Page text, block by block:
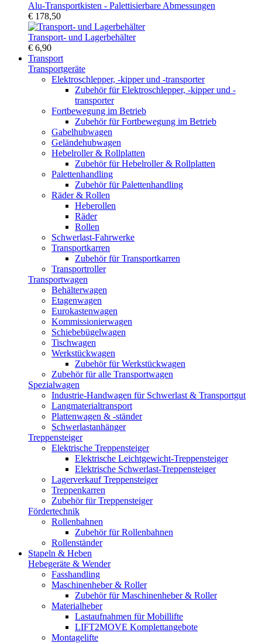
Alu-Transportkisten - Palettisierbare Abmessungen
€ 178,50
Transport- und Lagerbehälter
€ 6,90
Transport
Transportgeräte
Elektroschlepper, -kipper und -transporter
Zubehör für Elektroschlepper, -kipper und -
transporter
Fortbewegung im Betrieb
Zubehör für Fortbewegung im Betrieb
Gabelhubwagen
Geländehubwagen
Hebelroller & Rollplatten
Zubehör für Hebelroller & Rollplatten
Palettenhandling
Zubehör für Palettenhandling
Räder & Rollen
Heberollen
Räder
Rollen
Schwerlast-Fahrwerke
Transportkarren
Zubehör für Transportkarren
Transportroller
Transportwagen
Behälterwagen
Etagenwagen
Eurokastenwagen
Kommissionierwagen
Schiebebügelwagen
Tischwagen
Werkstückwagen
Zubehör für Werkstückwagen
Zubehör für alle Transportwagen
Spezialwagen
Industrie-Handwagen für Schwerlast & Transportgut
Langmaterialtransport
Plattenwagen & -ständer
Schwerlastanhänger
Treppensteiger
Elektrische Treppensteiger
Elektrische Leichtgewicht-Treppensteiger
Elektrische Schwerlast-Treppensteiger
Lagerverkauf Treppensteiger
Treppenkarren
Zubehör für Treppensteiger
Fördertechnik
Rollenbahnen
Zubehör für Rollenbahnen
Rollenständer
Stapeln & Heben
Hebegeräte & Wender
Fasshandling
Maschinenheber & Roller
Zubehör für Maschinenheber & Roller
Materialheber
Lastaufnahmen für Mobillifte
LIFT2MOVE Komplettangebote
Montagelifte